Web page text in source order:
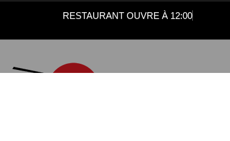
RESTAURANT OUVRE À 12:00